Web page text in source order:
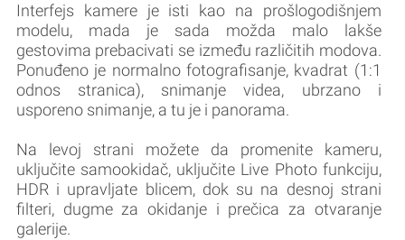
Interfejs kamere je isti kao na prošlogodišnjem
modelu, mada je sada možda malo lakše
gestovima prebacivati se između različitih modova.
Ponuđeno je normalno fotografisanje, kvadrat (1:1
odnos stranica), snimanje videa, ubrzano i
usporeno snimanje, a tu je i panorama.
Na levoj strani možete da promenite kameru,
uključite samookidač, uključite Live Photo funkciju,
HDR i upravljate blicem, dok su na desnoj strani
filteri, dugme za okidanje i prečica za otvaranje
galerije.